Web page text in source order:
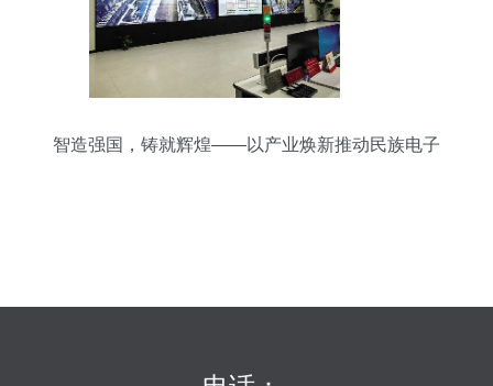
智造强国，铸就辉煌——以产业焕新推动民族电子